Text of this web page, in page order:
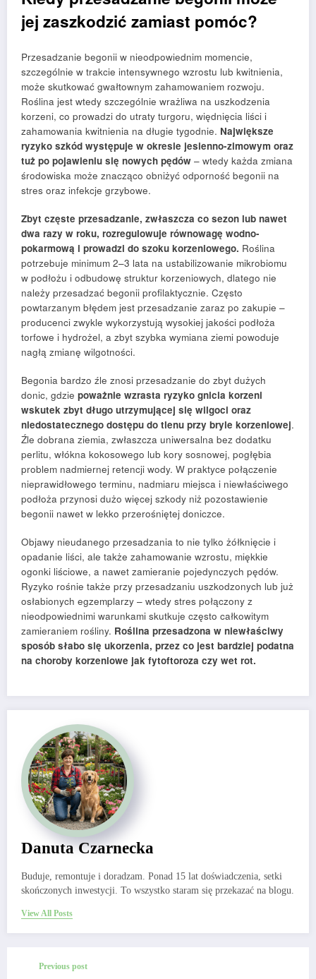
jej zaszkodzić zamiast pomóc?
Przesadzanie begonii w nieodpowiednim momencie,
szczególnie w trakcie intensywnego wzrostu lub kwitnienia,
może skutkować gwałtownym zahamowaniem rozwoju.
Roślina jest wtedy szczególnie wrażliwa na uszkodzenia
korzeni, co prowadzi do utraty turgoru, więdnięcia liści i
zahamowania kwitnienia na długie tygodnie. Największe
ryzyko szkód występuje w okresie jesienno-zimowym oraz
tuż po pojawieniu się nowych pędów – wtedy każda zmiana
środowiska może znacząco obniżyć odporność begonii na
stres oraz infekcje grzybowe.
Zbyt częste przesadzanie, zwłaszcza co sezon lub nawet
dwa razy w roku, rozregulowuje równowagę wodno-
pokarmową i prowadzi do szoku korzeniowego. Roślina
potrzebuje minimum 2–3 lata na ustabilizowanie mikrobiomu
w podłożu i odbudowę struktur korzeniowych, dlatego nie
należy przesadzać begonii profilaktycznie. Często
powtarzanym błędem jest przesadzanie zaraz po zakupie –
producenci zwykle wykorzystują wysokiej jakości podłoża
torfowe i hydrożel, a zbyt szybka wymiana ziemi powoduje
nagłą zmianę wilgotności.
Begonia bardzo źle znosi przesadzanie do zbyt dużych
donic, gdzie poważnie wzrasta ryzyko gnicia korzeni
wskutek zbyt długo utrzymującej się wilgoci oraz
niedostatecznego dostępu do tlenu przy bryle korzeniowej.
Źle dobrana ziemia, zwłaszcza uniwersalna bez dodatku
perlitu, włókna kokosowego lub kory sosnowej, pogłębia
problem nadmiernej retencji wody. W praktyce połączenie
nieprawidłowego terminu, nadmiaru miejsca i niewłaściwego
podłoża przynosi dużo więcej szkody niż pozostawienie
begonii nawet w lekko przerośniętej doniczce.
Objawy nieudanego przesadzania to nie tylko żółknięcie i
opadanie liści, ale także zahamowanie wzrostu, miękkie
ogonki liściowe, a nawet zamieranie pojedynczych pędów.
Ryzyko rośnie także przy przesadzaniu uszkodzonych lub już
osłabionych egzemplarzy – wtedy stres połączony z
nieodpowiednimi warunkami skutkuje często całkowitym
zamieraniem rośliny. Roślina przesadzona w niewłaściwy
sposób słabo się ukorzenia, przez co jest bardziej podatna
na choroby korzeniowe jak fytoftoroza czy wet rot.
Danuta Czarnecka
Buduje, remontuje i doradzam. Ponad 15 lat doświadczenia, setki
skończonych inwestycji. To wszystko staram się przekazać na blogu.
View All Posts
Previous post